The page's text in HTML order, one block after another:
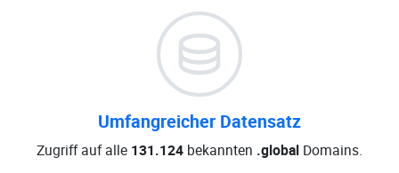
Umfangreicher Datensatz
Zugriff auf alle 131.124 bekannten .global Domains.